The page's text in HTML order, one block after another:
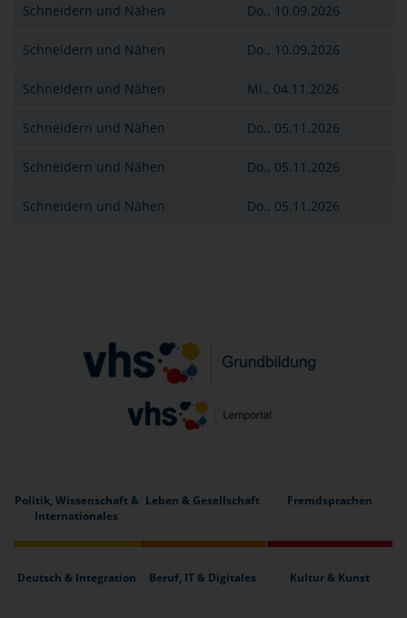
Schneidern und Nähen Do., 10.09.2026
Schneidern und Nähen Do., 10.09.2026
Schneidern und Nähen Mi., 04.11.2026
Schneidern und Nähen Do., 05.11.2026
Schneidern und Nähen Do., 05.11.2026
Schneidern und Nähen Do., 05.11.2026
Politik, Wissenschaft &
Internationales
Leben & Gesellschaft Fremdsprachen
Deutsch & Integration Beruf, IT & Digitales Kultur & Kunst